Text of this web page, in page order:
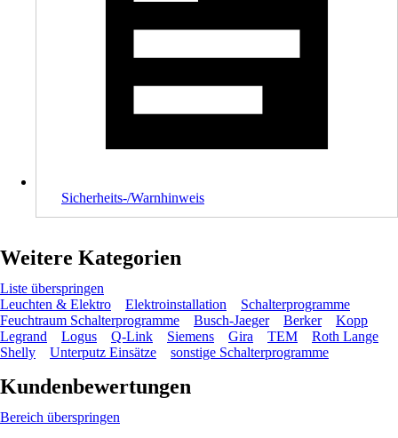
Sicherheits-/Warnhinweis
Weitere Kategorien
Liste überspringen
Leuchten & Elektro
Elektroinstallation
Schalterprogramme
Feuchtraum Schalterprogramme
Busch-Jaeger Berker
Kopp
Legrand
Logus Q-Link Siemens Gira TEM
Roth Lange
Shelly
Unterputz Einsätze sonstige Schalterprogramme
Kundenbewertungen
Bereich überspringen